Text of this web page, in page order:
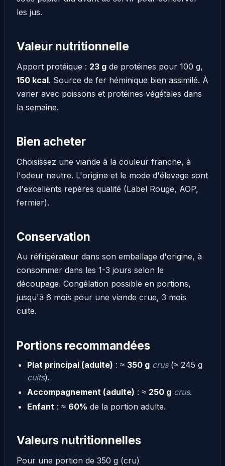
les jus.
Valeur nutritionnelle
Apport protéique : 23 g de protéines pour 100 g,
150 kcal. Source de fer héminique bien assimilé. À
varier avec poissons et protéines végétales dans
la semaine.
Bien acheter
Choisissez une viande à la couleur franche, à
l'odeur neutre. L'origine et le mode d'élevage sont
d'excellents repères qualité (Label Rouge, AOP,
fermier).
Conservation
Au réfrigérateur dans son emballage d'origine, à
consommer dans les 1-3 jours selon le
découpage. Congélation possible en portions,
jusqu'à 6 mois pour une viande crue, 3 mois
cuite.
Portions recommandées
Plat principal (adulte) : ≈ 350 g crus(≈ 245 g
cuits).
Accompagnement (adulte) : ≈ 250 g crus.
Enfant: ≈ 60% de la portion adulte.
Valeurs nutritionnelles
Pour une portion de 350 g (cru)